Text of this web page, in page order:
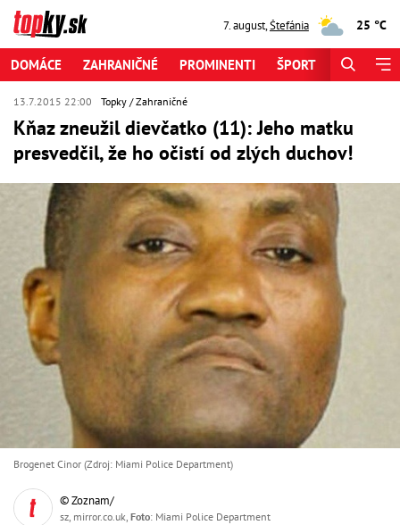
7. august,Štefánia 25 °C
DOMÁCE ZAHRANIČNÉ PROMINENTI ŠPORT
13.7.2015 22:00 Topky Zahraničné
Kňaz zneužil dievčatko (11): Jeho matku
presvedčil, že ho očistí od zlých duchov!
Brogenet Cinor (Zdroj: Miami Police Department)
© Zoznam/
sz, mirror.co.uk, Foto: Miami Police Department